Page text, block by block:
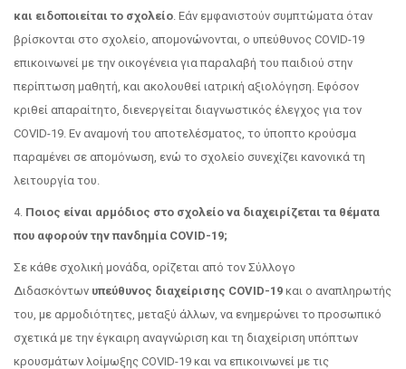
και ειδοποιείται το σχολείο. Εάν εμφανιστούν συμπτώματα όταν
βρίσκονται στο σχολείο, απομονώνονται, ο υπεύθυνος COVID-19
επικοινωνεί με την οικογένεια για παραλαβή του παιδιού στην
περίπτωση μαθητή, και ακολουθεί ιατρική αξιολόγηση. Εφόσον
κριθεί απαραίτητο, διενεργείται διαγνωστικός έλεγχος για τον
COVID-19. Εν αναμονή του αποτελέσματος, το ύποπτο κρούσμα
παραμένει σε απομόνωση, ενώ το σχολείο συνεχίζει κανονικά τη
λειτουργία του.
4. Ποιος είναι αρμόδιος στο σχολείο να διαχειρίζεται τα θέματα
που αφορούν την πανδημία COVID-19;
Σε κάθε σχολική μονάδα, ορίζεται από τον Σύλλογο
Διδασκόντων υπεύθυνος διαχείρισης COVID-19 και ο αναπληρωτής
του, με αρμοδιότητες, μεταξύ άλλων, να ενημερώνει το προσωπικό
σχετικά με την έγκαιρη αναγνώριση και τη διαχείριση υπόπτων
κρουσμάτων λοίμωξης COVID-19 και να επικοινωνεί με τις